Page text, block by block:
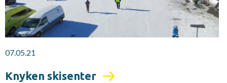
07.05.21
Knyken skisenter